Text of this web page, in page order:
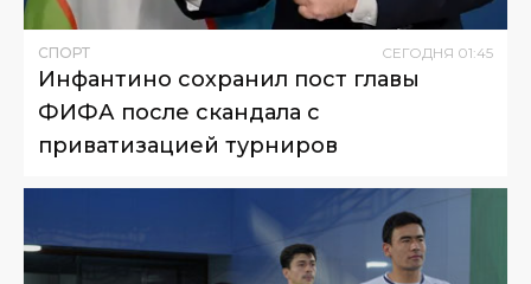
СПОРТ СЕГОДНЯ 01:45
Инфантино сохранил пост главы
ФИФА после скандала с
приватизацией турниров